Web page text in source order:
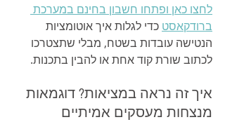
לחצו כאן ופתחו חשבון בחינם במערכת
ברודקאסט כדי לגלות איך אוטומציות
הנטישה עובדות בשטח, מבלי שתצטרכו
לכתוב שורת קוד אחת או להבין בתכנות.
איך זה נראה במציאות? דוגמאות
מנצחות מעסקים אמיתיים